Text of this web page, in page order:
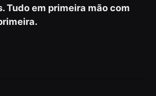
Tudo em primeira mão com